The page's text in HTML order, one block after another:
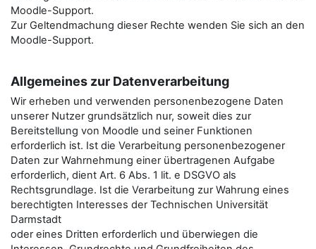
Moodle-Support.
Zur Geltendmachung dieser Rechte wenden Sie sich an den
Moodle-Support.
Allgemeines zur Datenverarbeitung
Wir erheben und verwenden personenbezogene Daten
unserer Nutzer grundsätzlich nur, soweit dies zur
Bereitstellung von Moodle und seiner Funktionen
erforderlich ist. Ist die Verarbeitung personenbezogener
Daten zur Wahrnehmung einer übertragenen Aufgabe
erforderlich, dient Art. 6 Abs. 1 lit. e DSGVO als
Rechtsgrundlage. Ist die Verarbeitung zur Wahrung eines
berechtigten Interesses der Technischen Universität
Darmstadt
oder eines Dritten erforderlich und überwiegen die